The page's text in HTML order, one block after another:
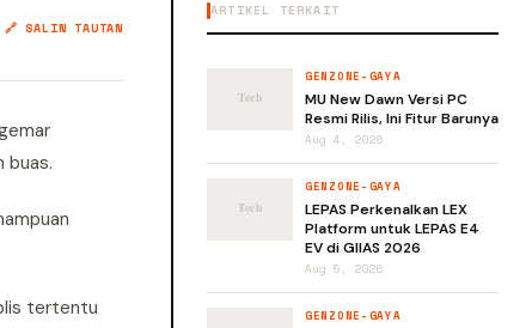
🔗 SALIN TAUTAN
buas.
tertentu
ARTIKEL TERKAIT
GENZONE-GAYA
MU New Dawn Versi PC
Resmi Rilis, Ini Fitur Barunya
Aug 4, 2026
GENZONE-GAYA
LEPAS Perkenalkan LEX
Platform untuk LEPAS E4
EV di GIIAS 2026
Aug 5, 2026
GENZONE-GAYA